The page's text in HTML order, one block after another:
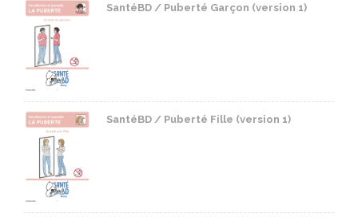
SantéBD / Puberté Garçon (version 1)
SantéBD / Puberté Fille (version 1)